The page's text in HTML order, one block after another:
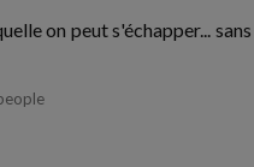
on peut s'échapper...